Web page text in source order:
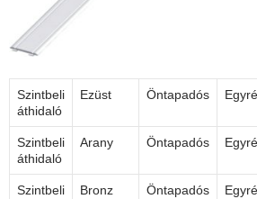
Szintbeli
áthidaló
Ezüst Öntapadós
Szintbeli
áthidaló
Arany Öntapadós
Szintbeli
Bronz Öntapadós